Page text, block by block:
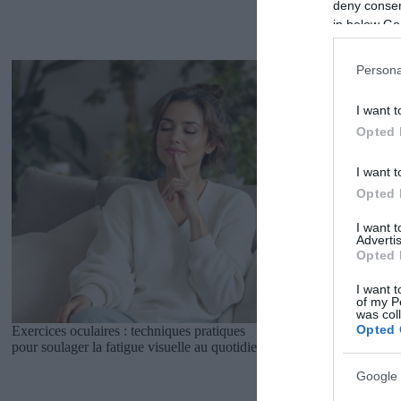
deny
in below
I want
Opted
I want
Opted
I want
Opted
I want
of my
was
Opted
Google
Exercices oculaires : techniques pratiques
pour soulager la fatigue visuelle au quotidien